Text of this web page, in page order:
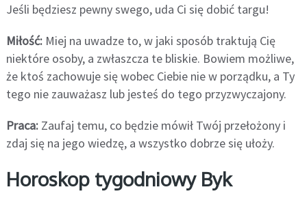
Jeśli będziesz pewny swego, uda Ci się dobić targu!
Miłość:Miej na uwadze to, w jaki sposób traktują Cię
niektóre osoby, a zwłaszcza te bliskie. Bowiem możliwe,
że ktoś zachowuje się wobec Ciebie nie w porządku, a Ty
tego nie zauważasz lub jesteś do tego przyzwyczajony.
Praca:Zaufaj temu, co będzie mówił Twój przełożony i
zdaj się na jego wiedzę, a wszystko dobrze się ułoży.
Horoskop tygodniowy Byk